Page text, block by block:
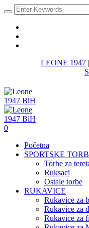
LEONE 1947 |
0
Početna
SPORTSKE
Torbe za
Ruksaci
Ostale torbe
RUKAVICE
Rukavice za
Rukavice za
Rukavice za